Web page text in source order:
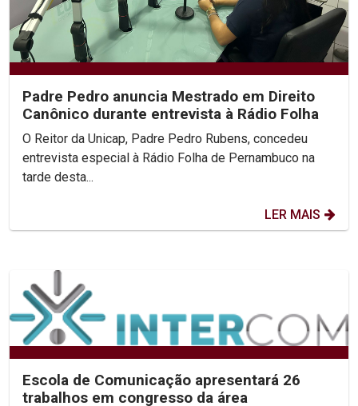
Padre Pedro anuncia Mestrado em Direito
Canônico durante entrevista à Rádio Folha
O Reitor da Unicap, Padre Pedro Rubens, concedeu
entrevista especial à Rádio Folha de Pernambuco na
tarde desta...
LER MAIS
Escola de Comunicação apresentará 26
trabalhos em congresso da área